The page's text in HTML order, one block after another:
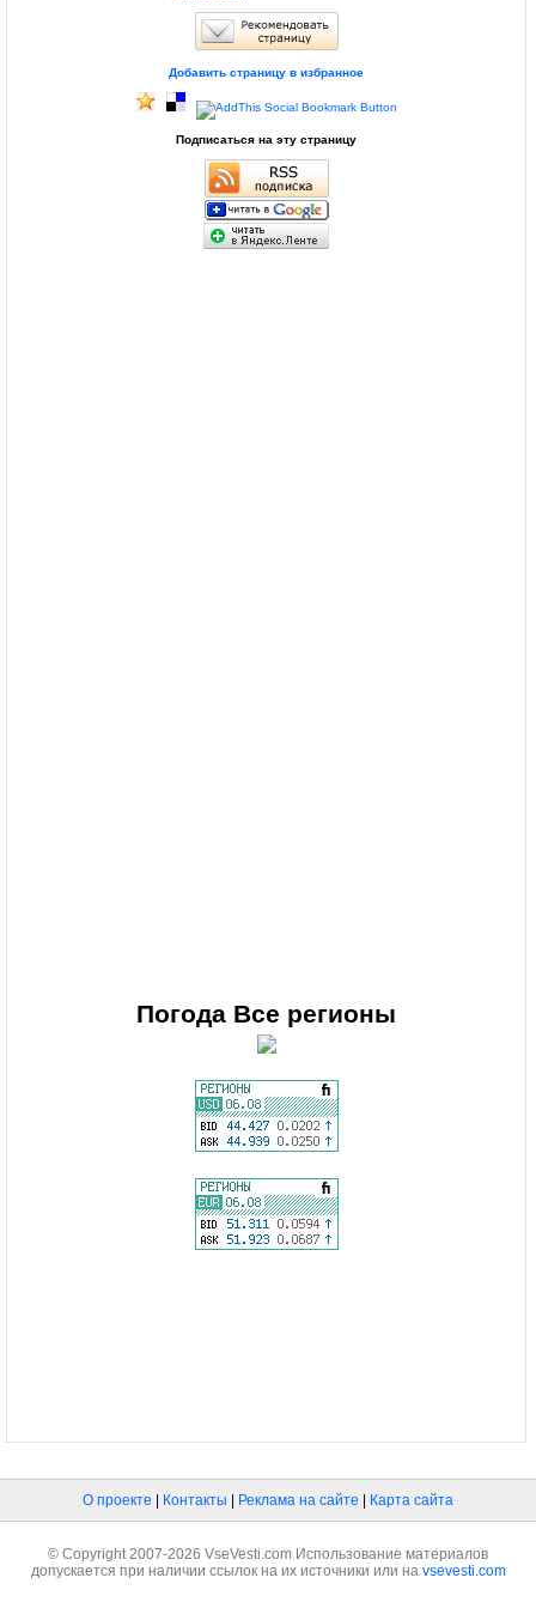
Добавить страницу в избранное
Подписаться на эту страницу
Погода Все регионы
О проекте Контакты Реклама на сайте Карта сайта
© Copyright 2007-2026 VseVesti.com Использование материалов
допускается при наличии ссылок на их источники или на vsevesti.com